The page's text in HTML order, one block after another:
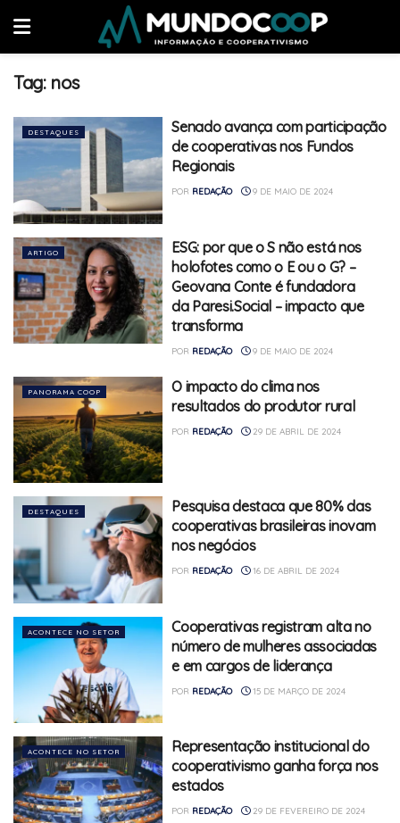
Tag: nos
DESTAQUES
Senado avança com participação
de cooperativas nos Fundos
Regionais
POR REDAÇÃO 9 DE MAIO DE 2024
ARTIGO
ESG: por que o S não está nos
holofotes como o E ou o G? –
Geovana Conte é fundadora
da Paresi.Social – impacto que
transforma
POR REDAÇÃO 9 DE MAIO DE 2024
PANORAMA COOP
O impacto do clima nos
resultados do produtor rural
POR REDAÇÃO 29 DE ABRIL DE 2024
DESTAQUES
Pesquisa destaca que 80% das
cooperativas brasileiras inovam
nos negócios
POR REDAÇÃO 16 DE ABRIL DE 2024
ACONTECE NO SETOR
Cooperativas registram alta no
número de mulheres associadas
e em cargos de liderança
POR REDAÇÃO 15 DE MARÇO DE 2024
ACONTECE NO SETOR
Representação institucional do
cooperativismo ganha força nos
estados
POR REDAÇÃO 29 DE FEVEREIRO DE 2024